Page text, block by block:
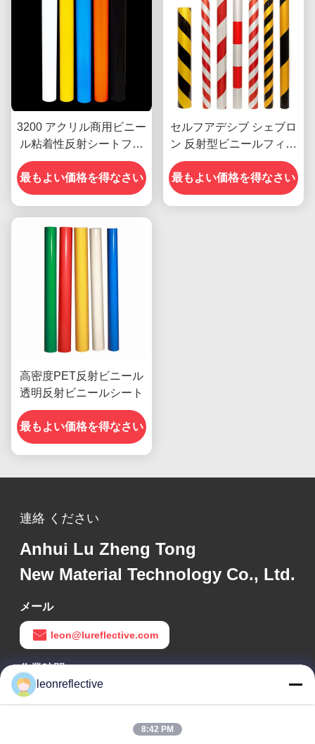
3200 アクリル商用ビニー
ル粘着性反射シートフィ
ルム カスタム
最もよい価格を得なさい
セルフアデシブ シェブロ
ン 反射型ビニールフィル
ム シート ビニールロール
広告グレード
最もよい価格を得なさい
高密度PET反射ビニール
透明反射ビニールシート
最もよい価格を得なさい
連絡 ください
Anhui Lu Zheng Tong
New Material Technology Co., Ltd.
メール
leon@lureflective.com
作業時間
9:00-18:00
leonreflective
8:42 PM